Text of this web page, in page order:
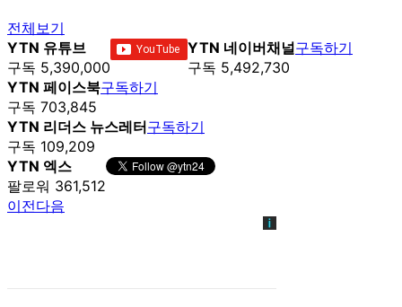
전체보기
YTN 유튜브
구독 5,390,000
YTN 네이버채널
구독 5,492,730
구독하기
YTN 페이스북
구독 703,845
구독하기
YTN 리더스 뉴스레터
구독 109,209
구독하기
YTN 엑스
팔로워 361,512
이전다음